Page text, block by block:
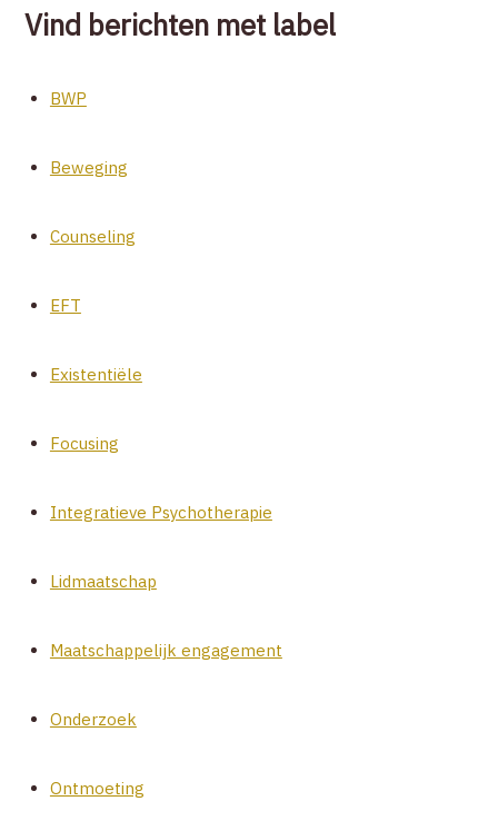
Vind berichten met label
BWP
Beweging
Counseling
EFT
Existentiële
Focusing
Integratieve Psychotherapie
Lidmaatschap
Maatschappelijk engagement
Onderzoek
Ontmoeting